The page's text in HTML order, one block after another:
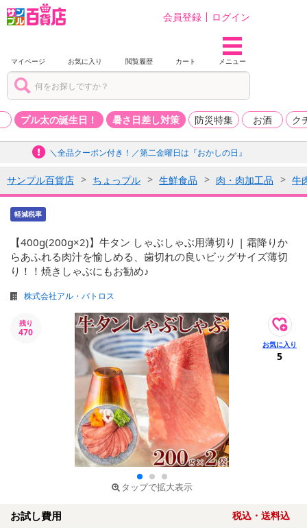
会員登録 ログイン
マイページ お気に入り 閲覧履歴 カート メニュー
プル太の誕生日！ 暑さ日差し対策 防災特集 お酒 ク
＼全品クーポン付き！／第二金曜日は『おかしの日』
サンプル百貨店 ちょっプル 生鮮食品 肉・肉加工品 牛
軽減税率
【400g(200g×2)】牛タン しゃぶしゃぶ用薄切り | 霜降りか
らあふれる肉汁を愉しめる、歯切れの良いビッグサイズ薄切
り！！焼きしゃぶにもお勧め♪
株式会社アル・バトロス
残り
470
タップで拡大表示
5
お試し費用 税込・送料込